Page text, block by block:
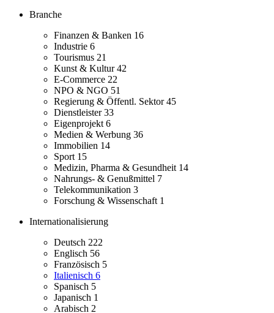
Branche
Finanzen & Banken 16
Industrie 6
Tourismus 21
Kunst & Kultur42
E-Commerce 22
NPO & NGO 51
Regierung & Öffentl. Sektor45
Dienstleister33
Eigenprojekt 6
Medien & Werbung 36
Immobilien 14
Sport 15
Medizin, Pharma & Gesundheit 14
Nahrungs- & Genußmittel 7
Telekommunikation 3
Forschung & Wissenschaft 1
Internationalisierung
Deutsch 222
Englisch 56
Französisch 5
Italienisch 6
Spanisch 5
Japanisch 1
Arabisch 2